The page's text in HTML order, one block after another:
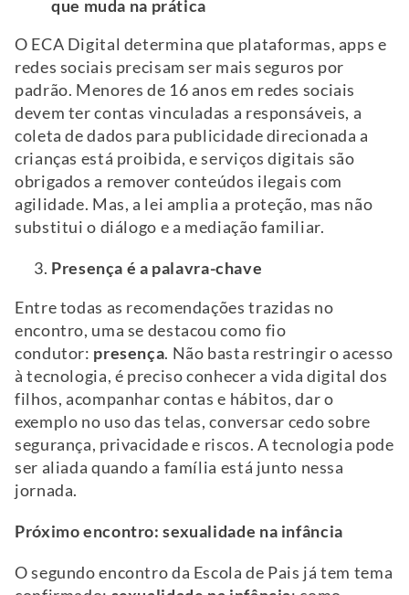
que muda na prática
O ECA Digital determina que plataformas, apps e
redes sociais precisam ser mais seguros por
padrão. Menores de 16 anos em redes sociais
devem ter contas vinculadas a responsáveis, a
coleta de dados para publicidade direcionada a
crianças está proibida, e serviços digitais são
obrigados a remover conteúdos ilegais com
agilidade. Mas, a lei amplia a proteção, mas não
substitui o diálogo e a mediação familiar.
Presença é a palavra-chave
Entre todas as recomendações trazidas no
encontro, uma se destacou como fio
condutor: presença. Não basta restringir o acesso
à tecnologia, é preciso conhecer a vida digital dos
filhos, acompanhar contas e hábitos, dar o
exemplo no uso das telas, conversar cedo sobre
segurança, privacidade e riscos. A tecnologia pode
ser aliada quando a família está junto nessa
jornada.
Próximo encontro: sexualidade na infância
O segundo encontro da Escola de Pais já tem tema